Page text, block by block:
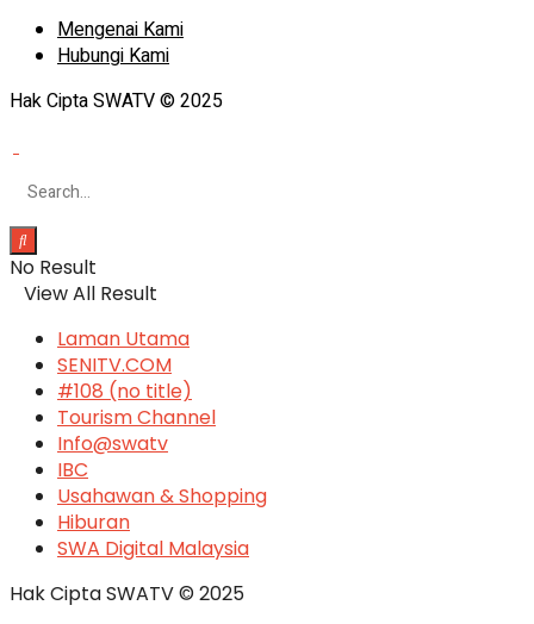
Mengenai Kami
Hubungi Kami
Hak Cipta SWATV © 2025
No Result
View All Result
Laman Utama
SENITV.COM
#108 (no title)
Tourism Channel
Info@swatv
IBC
Usahawan & Shopping
Hiburan
SWA Digital Malaysia
Hak Cipta SWATV © 2025